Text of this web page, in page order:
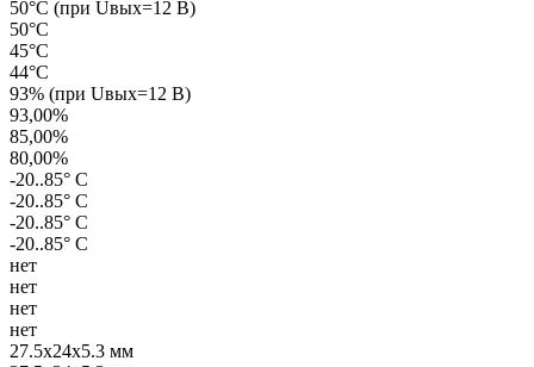
50°С (при Uвых=12 В)
50°С
45°С
44°С
93% (при Uвых=12 В)
93,00%
85,00%
80,00%
-20..85° С
-20..85° С
-20..85° С
-20..85° С
нет
нет
нет
нет
27.5х24х5.3 мм